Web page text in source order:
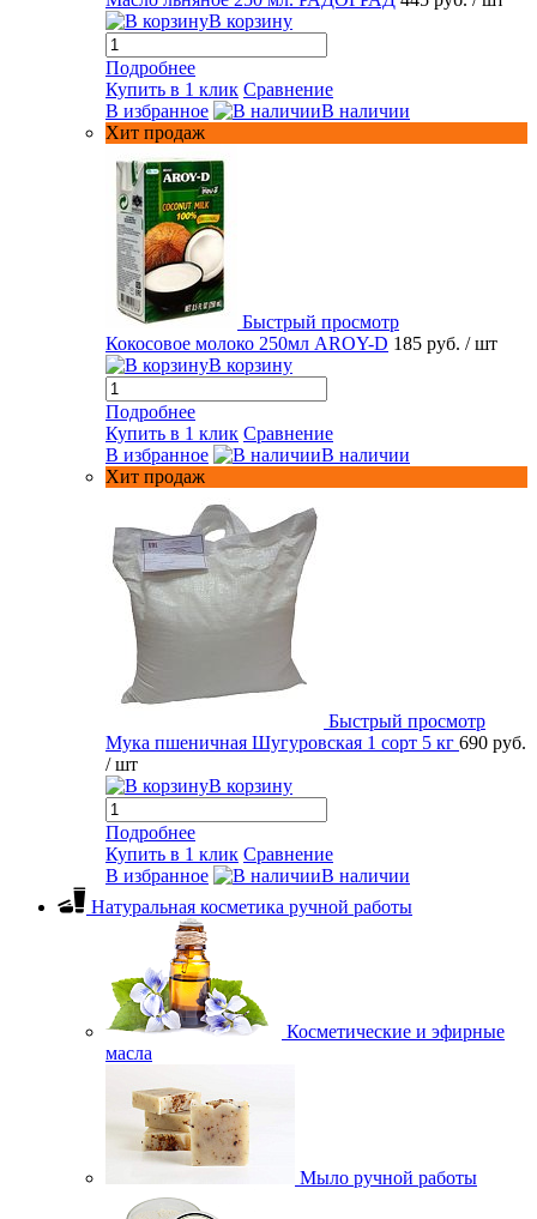
В корзину
Подробнее
Купить в 1 клик Сравнение
В избранное
В наличии
Хит продаж
Быстрый просмотр
Кокосовое молоко 250мл AROY-D 185 руб. / шт
В корзину
Подробнее
Купить в 1 клик Сравнение
В избранное
В наличии
Хит продаж
Быстрый просмотр
Мука пшеничная Шугуровская 1 сорт 5 кг 690 руб.
/ шт
В корзину
Подробнее
Купить в 1 клик Сравнение
В избранное
В наличии
Натуральная косметика ручной работы
Косметические и эфирные
масла
Мыло ручной работы